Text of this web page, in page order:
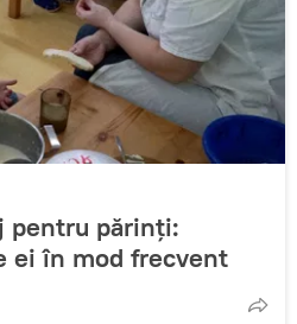
pentru părinți:
ei în mod frecvent